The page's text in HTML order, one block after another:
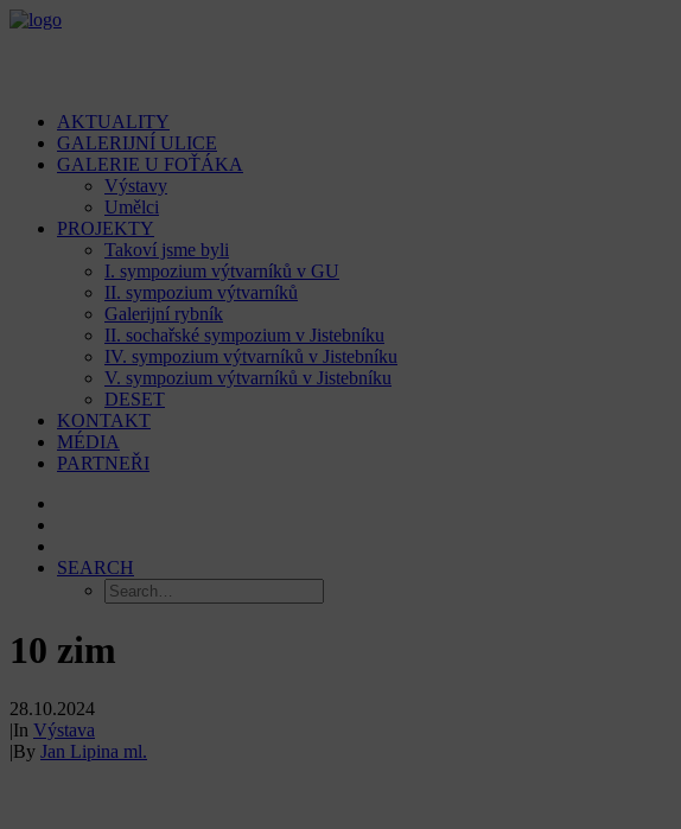
AKTUALITY
GALERIJNÍ ULICE
GALERIE U FOŤÁKA
Výstavy
Umělci
PROJEKTY
Takoví jsme byli
I. sympozium výtvarníků v GU
II. sympozium výtvarníků
Galerijní rybník
II. sochařské sympozium v Jistebníku
IV. sympozium výtvarníků v Jistebníku
V. sympozium výtvarníků v Jistebníku
DESET
KONTAKT
MÉDIA
PARTNEŘI
SEARCH
10 zim
28.10.2024
|In Výstava
|By Jan Lipina ml.